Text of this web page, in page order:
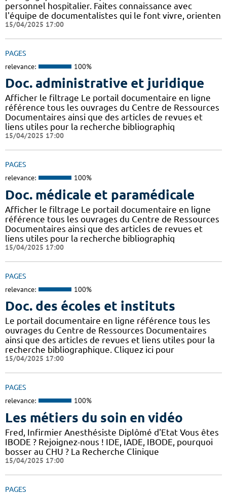
personnel hospitalier. Faites connaissance avec
l'équipe de documentalistes qui le font vivre, orienten
15/04/2025 17:00
PAGES
relevance: 100%
Doc. administrative et juridique
Afficher le filtrage Le portail documentaire en ligne
référence tous les ouvrages du Centre de Ressources
Documentaires ainsi que des articles de revues et
liens utiles pour la recherche bibliographiq
15/04/2025 17:00
PAGES
relevance: 100%
Doc. médicale et paramédicale
Afficher le filtrage Le portail documentaire en ligne
référence tous les ouvrages du Centre de Ressources
Documentaires ainsi que des articles de revues et
liens utiles pour la recherche bibliographiq
15/04/2025 17:00
PAGES
relevance: 100%
Doc. des écoles et instituts
Le portail documentaire en ligne référence tous les
ouvrages du Centre de Ressources Documentaires
ainsi que des articles de revues et liens utiles pour la
recherche bibliographique. Cliquez ici pour
15/04/2025 17:00
PAGES
relevance: 100%
Les métiers du soin en vidéo
Fred, Infirmier Anesthésiste Diplômé d'Etat Vous êtes
IBODE ? Rejoignez-nous ! IDE, IADE, IBODE, pourquoi
bosser au CHU ? La Recherche Clinique
15/04/2025 17:00
PAGES